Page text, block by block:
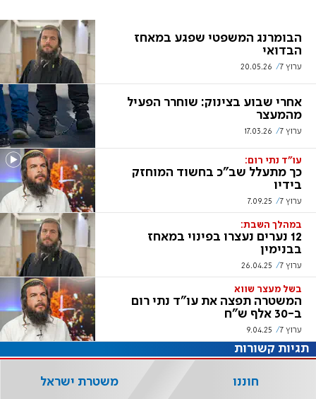
הבומרנג המשפטי שפגע במאחז
הבדואי
ערוץ 7 20.05.26
אחרי שבוע בצינוק: שוחרר הפעיל
מהמעצר
ערוץ 7 17.03.26
עו"ד נתי רום:
כך מתעלל שב"כ בחשוד המוחזק
בידיו
ערוץ 7 7.09.25
במהלך השבת:
12 נערים נעצרו בפינוי במאחז
בבנימין
ערוץ 7 26.04.25
בשל מעצר שווא
המשטרה תפצה את עו"ד נתי רום
ב-30 אלף ש"ח
ערוץ 7 9.04.25
תגיות קשורות
חוננו משטרת ישראל